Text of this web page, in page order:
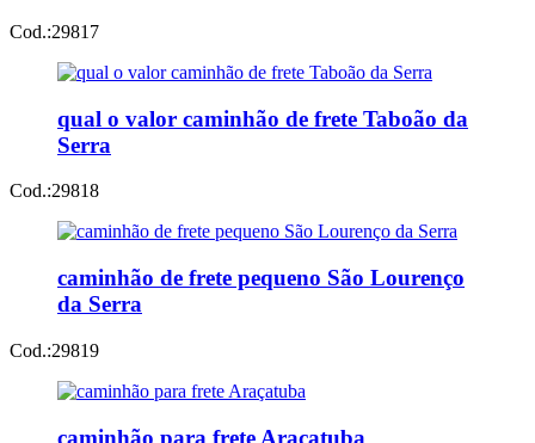
Cod.:29817
qual o valor caminhão de frete Taboão da
Serra
Cod.:29818
caminhão de frete pequeno São Lourenço
da Serra
Cod.:29819
caminhão para frete Araçatuba